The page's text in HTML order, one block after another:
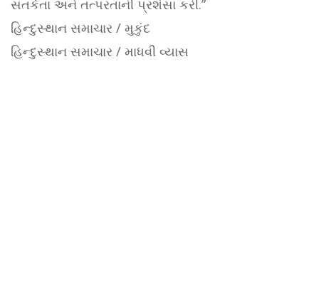
સતર્કતા અને તત્પરતાની પ્રશંસા કરી.”
હિન્દુસ્થાન સમાચાર / મુકુંદ
હિન્દુસ્થાન સમાચાર / માધવી વ્યાસ